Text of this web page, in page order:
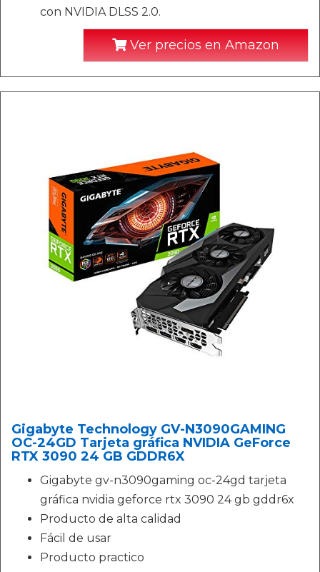
con NVIDIA DLSS 2.0.
Ver precios en Amazon
Gigabyte Technology GV-N3090GAMING
OC-24GD Tarjeta gráfica NVIDIA GeForce
RTX 3090 24 GB GDDR6X
Gigabyte gv-n3090gaming oc-24gd tarjeta
gráfica nvidia geforce rtx 3090 24 gb gddr6x
Producto de alta calidad
Fácil de usar
Producto practico